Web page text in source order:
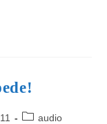
audio